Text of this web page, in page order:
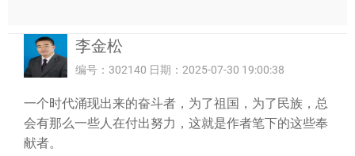
李金松
编号：302140 日期：2025-07-30 19:00:38
一个时代涌现出来的奋斗者，为了祖国，为了民族，总
会有那么一些人在付出努力，这就是作者笔下的这些奉
献者。